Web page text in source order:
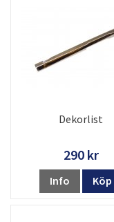
Dekorlist
290 kr
Info Köp